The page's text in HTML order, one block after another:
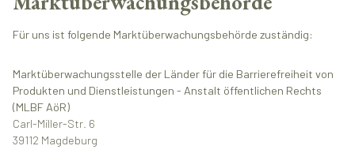
Für uns ist folgende Marktüberwachungsbehörde zuständig:
Marktüberwachungsstelle der Länder für die Barrierefreiheit von
Produkten und Dienstleistungen - Anstalt öffentlichen Rechts
(MLBF AöR)
Carl-Miller-Str. 6
39112 Magdeburg